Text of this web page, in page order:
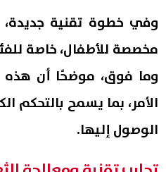
وفي خطوة تقنية جديدة،
مخصصة للأطفال، خاصة
وما فوق، موضحًا أن
الأمر، بما يسمح بالتحكم
الوصول إليها.